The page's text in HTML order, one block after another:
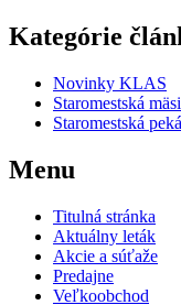
Kategórie
Novinky KLAS
Staromestská
Staromestská
Menu
Titulná stránka
Aktuálny leták
Akcie a súťaže
Predajne
Veľkoobchod